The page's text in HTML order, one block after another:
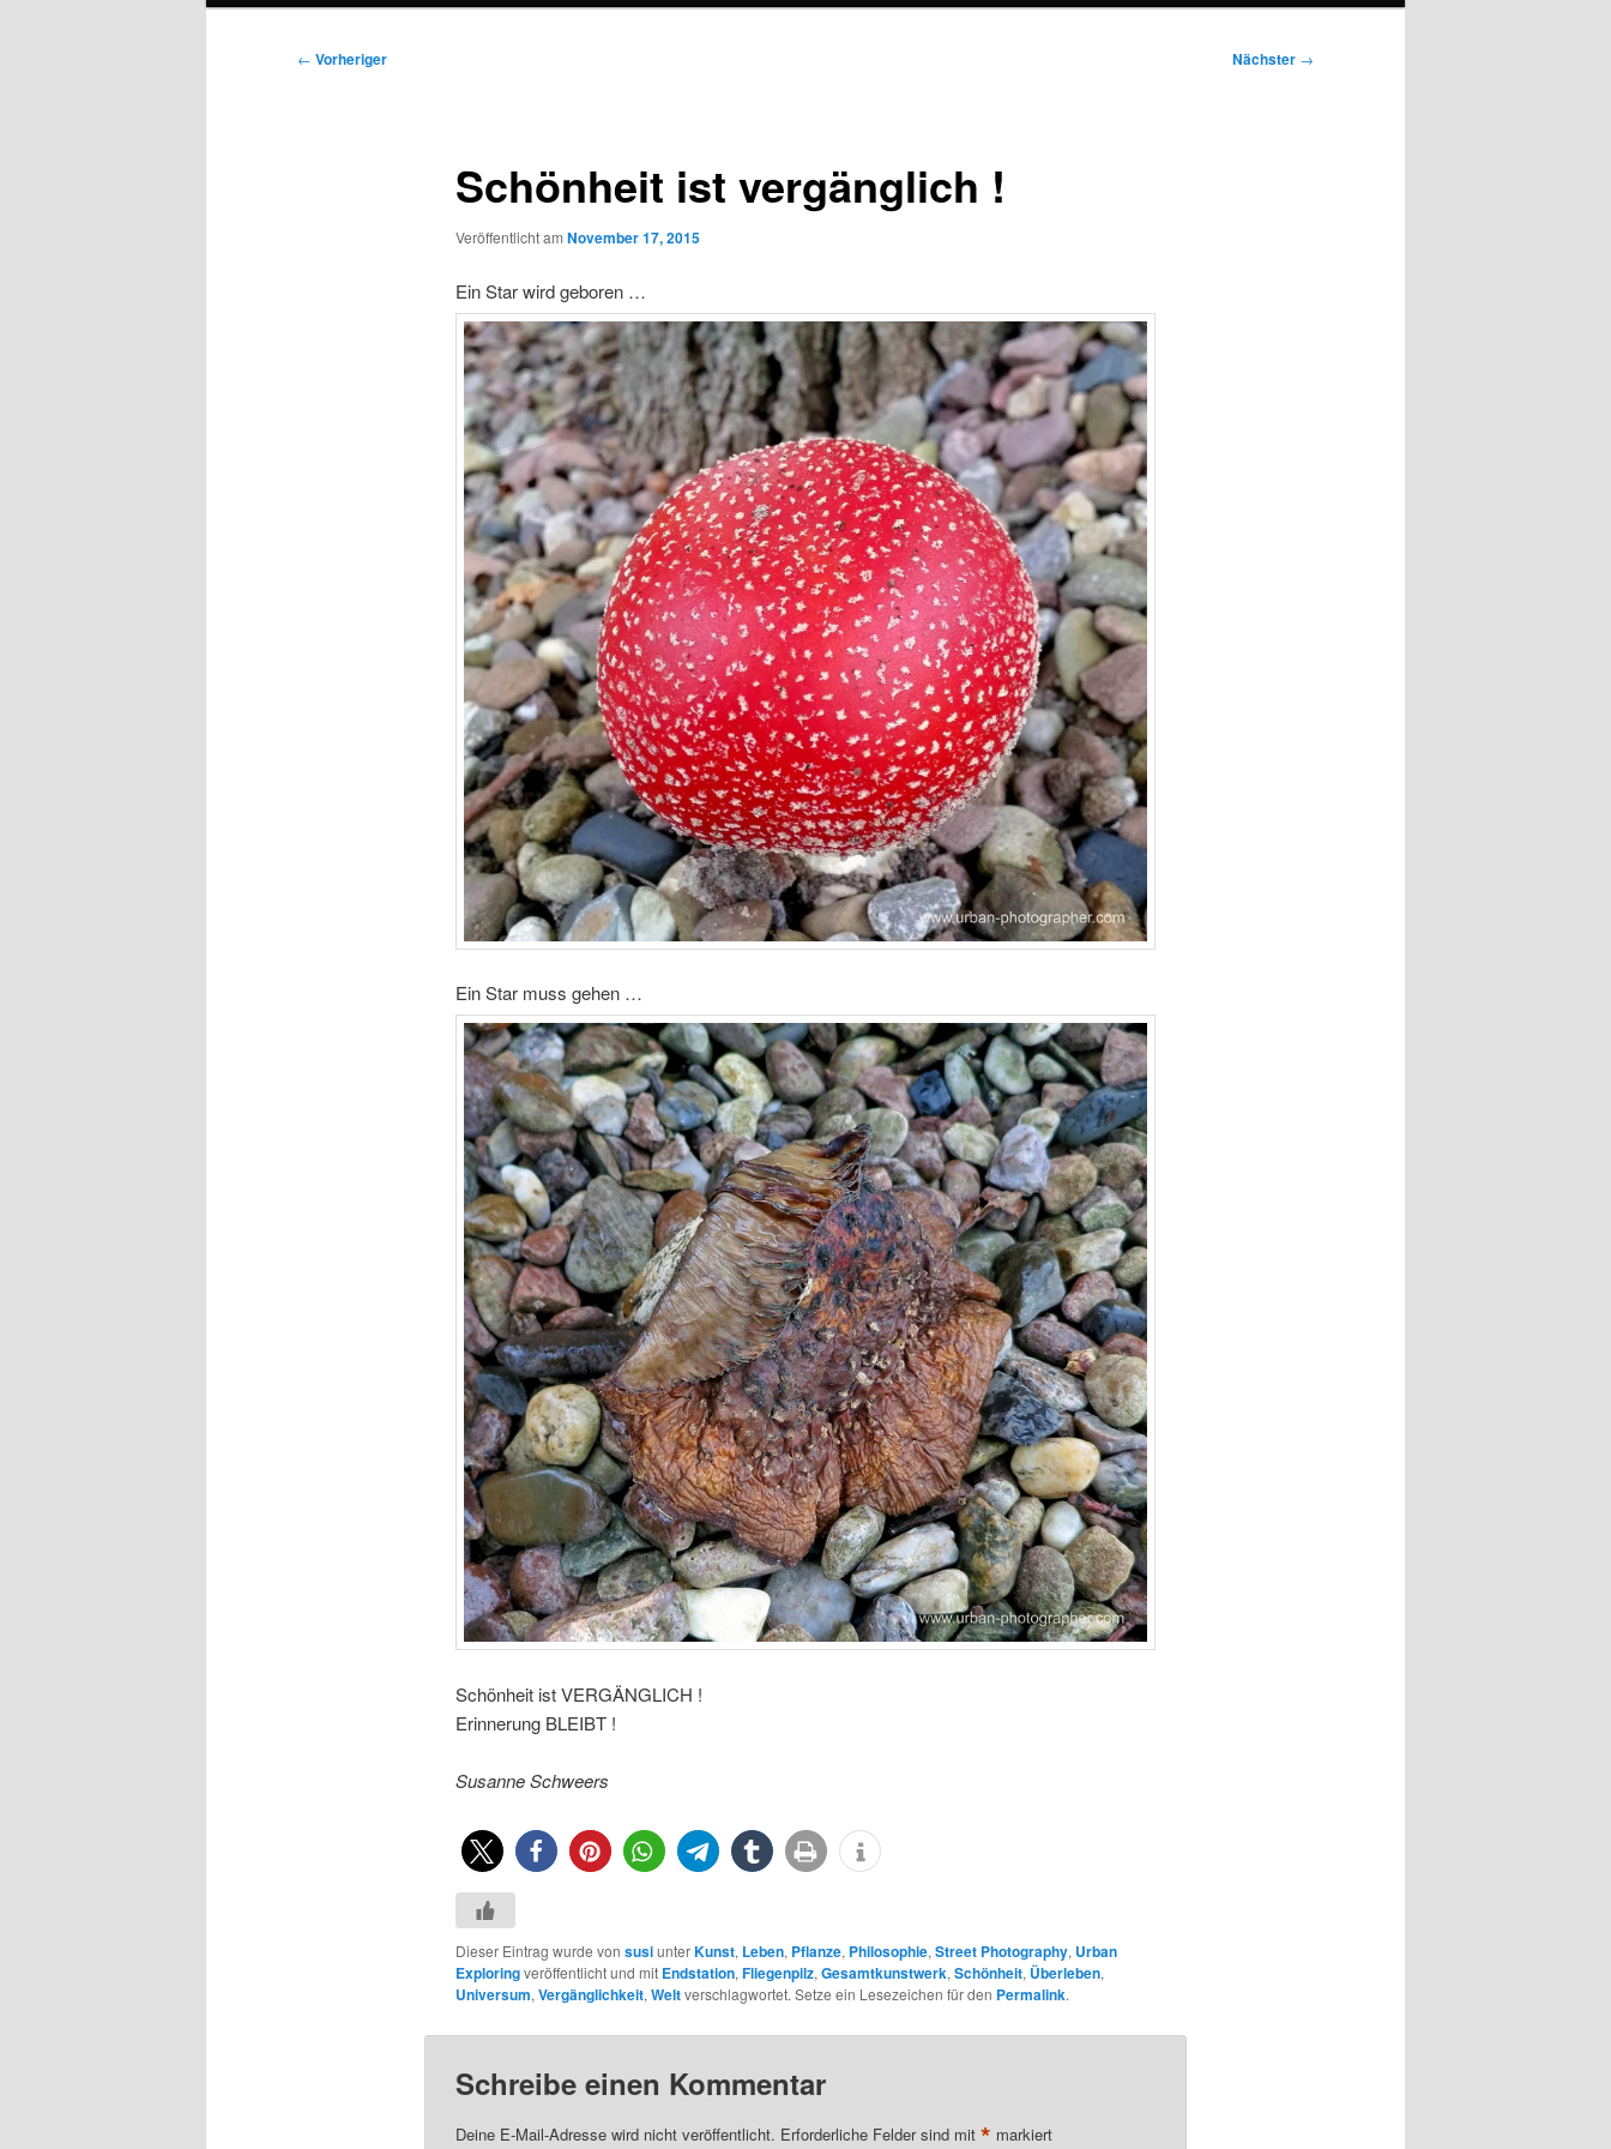
Beitragsnavigation
← Vorheriger Nächster →
Schönheit ist vergänglich !
Veröffentlicht am November 17, 2015
Ein Star wird geboren …
Ein Star muss gehen …
Schönheit ist VERGÄNGLICH !
Erinnerung BLEIBT !
Susanne Schweers
Dieser Eintrag wurde von susiunterKunst, Leben, Pflanze, Philosophie, Street Photography, Urban
Exploringveröffentlicht und mit Endstation, Fliegenpilz, Gesamtkunstwerk, Schönheit, Überleben,
Universum, Vergänglichkeit, Weltverschlagwortet. Setze ein Lesezeichen für den Permalink.
Schreibe einen Kommentar
Deine E-Mail-Adresse wird nicht veröffentlicht. Erforderliche Felder sind mit * markiert